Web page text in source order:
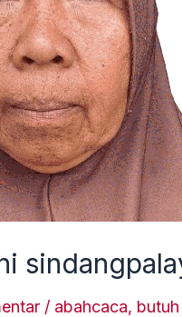
/ abahcaca,